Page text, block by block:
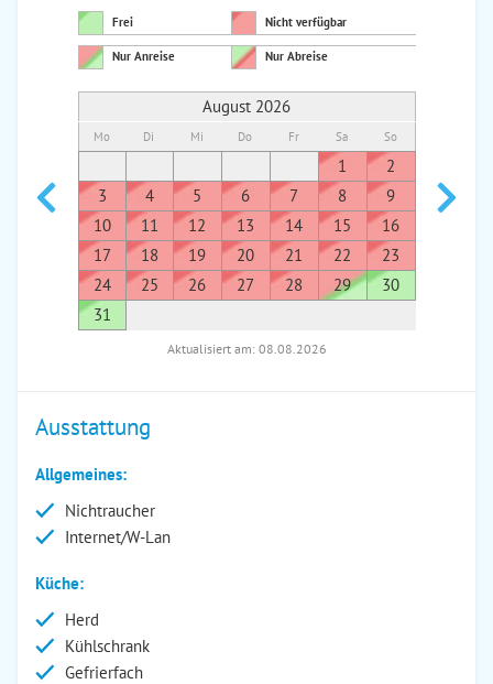
Frei Nicht verfügbar
Nur Anreise Nur Abreise
August 2026
Mo Di Mi Do Fr Sa So
1
2
3
4 5 6 7 8
9
10
11 12 13 14 15
16
17
18 19 20 21 22
23
24
25 26 27 28 29
30
31
7
Aktualisiert am: 08.08.2026
Ausstattung
Allgemeines:
Nichtraucher
Internet/W-Lan
Küche:
Herd
Kühlschrank
Gefrierfach